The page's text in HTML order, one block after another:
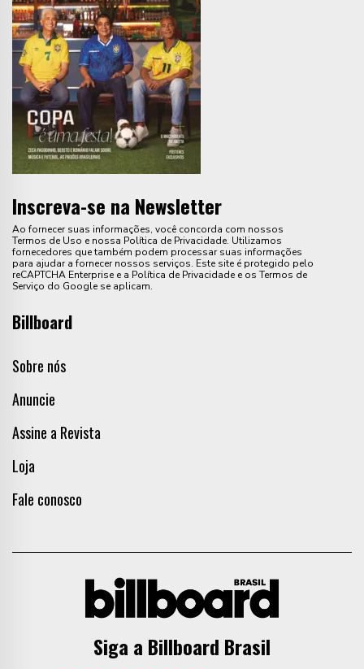
Inscreva-se na Newsletter
Ao fornecer suas informações, você concorda com nossos
Termos de Uso e nossa Política de Privacidade. Utilizamos
fornecedores que também podem processar suas informações
para ajudar a fornecer nossos serviços. Este site é protegido pelo
reCAPTCHA Enterprise e a Política de Privacidade e os Termos de
Serviço do Google se aplicam.
Billboard
Sobre nós
Anuncie
Assine a Revista
Loja
Fale conosco
Siga a Billboard Brasil